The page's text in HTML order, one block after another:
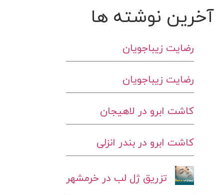
آخرین نوشته ها
رضایت زیباجویان
رضایت زیباجویان
کاشت ابرو در لاهیجان
کاشت ابرو در بندر انزلی
تزریق ژل لب در خرمشهر